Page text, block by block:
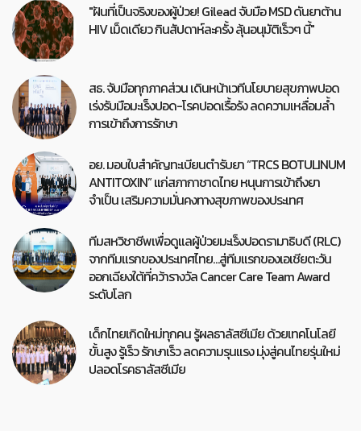
"ฝันที่เป็นจริงของผู้ป่วย! Gilead จับมือ MSD ดันยาต้าน
HIV เม็ดเดียว กินสัปดาห์ละครั้ง ลุ้นอนุมัติเร็วๆ นี้"
สธ. จับมือทุกภาคส่วน เดินหน้าเวทีนโยบายสุขภาพปอด
เร่งรับมือมะเร็งปอด-โรคปอดเรื้อรัง ลดความเหลื่อมล้ำ
การเข้าถึงการรักษา
อย. มอบใบสำคัญทะเบียนตำรับยา “TRCS BOTULINUM
ANTITOXIN” แก่สภากาชาดไทย หนุนการเข้าถึงยา
จำเป็น เสริมความมั่นคงทางสุขภาพของประเทศ
ทีมสหวิชาชีพเพื่อดูแลผู้ป่วยมะเร็งปอดรามาธิบดี (RLC)
จากทีมแรกของประเทศไทย…สู่ทีมแรกของเอเชียตะวัน
ออกเฉียงใต้ที่คว้ารางวัล Cancer Care Team Award
ระดับโลก
เด็กไทยเกิดใหม่ทุกคน รู้ผลธาลัสซีเมีย ด้วยเทคโนโลยี
ขั้นสูง รู้เร็ว รักษาเร็ว ลดความรุนแรง มุ่งสู่คนไทยรุ่นใหม่
ปลอดโรคธาลัสซีเมีย